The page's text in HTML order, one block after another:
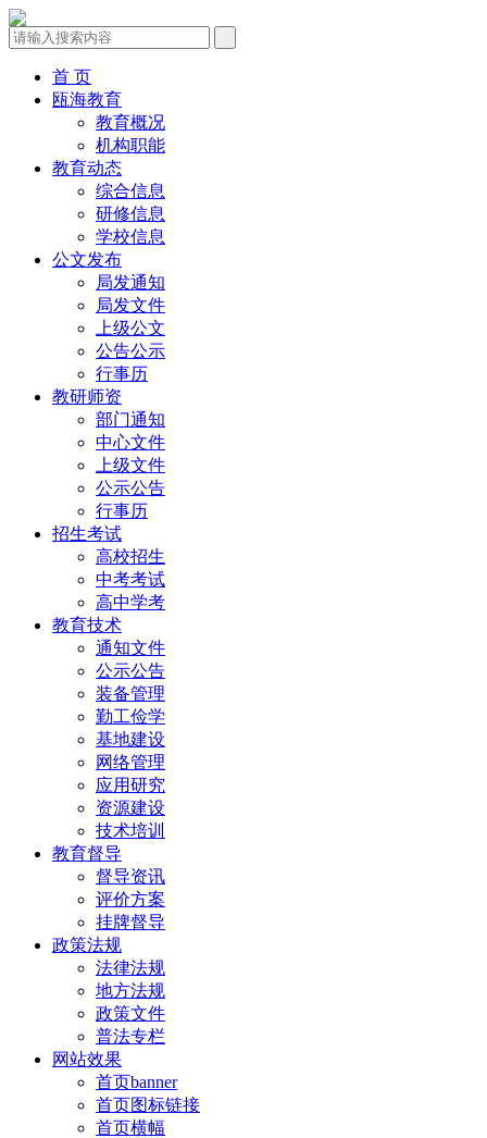
首 页
瓯海教育
教育概况
机构职能
教育动态
综合信息
研修信息
学校信息
公文发布
局发通知
局发文件
上级公文
公告公示
行事历
教研师资
部门通知
中心文件
上级文件
公示公告
行事历
招生考试
高校招生
中考考试
高中学考
教育技术
通知文件
公示公告
装备管理
勤工俭学
基地建设
网络管理
应用研究
资源建设
技术培训
教育督导
督导资讯
评价方案
挂牌督导
政策法规
法律法规
地方法规
政策文件
普法专栏
网站效果
首页banner
首页图标链接
首页横幅